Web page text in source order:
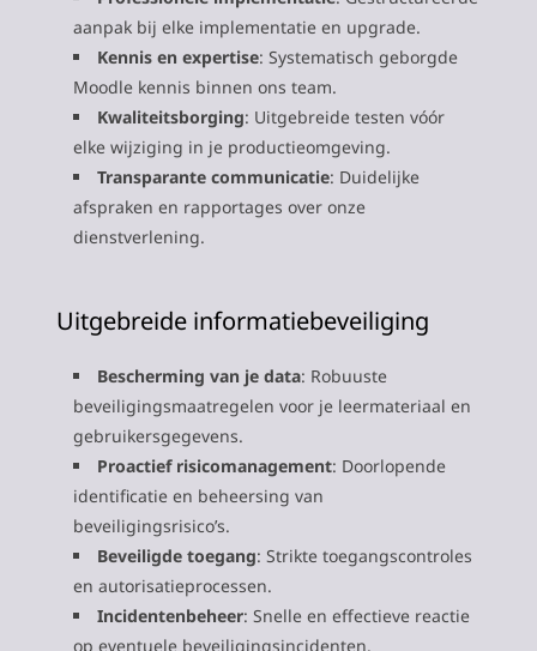
aanpak bij elke implementatie en upgrade.
Kennis en expertise: Systematisch geborgde
Moodle kennis binnen ons team.
Kwaliteitsborging: Uitgebreide testen vóór
elke wijziging in je productieomgeving.
Transparante communicatie: Duidelijke
afspraken en rapportages over onze
dienstverlening.
Uitgebreide informatiebeveiliging
Bescherming van je data: Robuuste
beveiligingsmaatregelen voor je leermateriaal en
gebruikersgegevens.
Proactief risicomanagement: Doorlopende
identificatie en beheersing van
beveiligingsrisico’s.
Beveiligde toegang: Strikte toegangscontroles
en autorisatieprocessen.
Incidentenbeheer: Snelle en effectieve reactie
op eventuele beveiligingsincidenten.